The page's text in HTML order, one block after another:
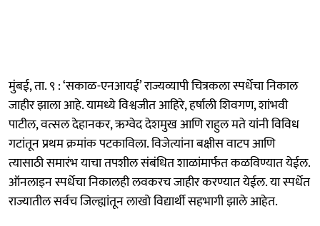
मुंबई, ता. ९ : ‘सकाळ-एनआयई’ राज्यव्यापी चित्रकला स्पर्धेचा निकाल
जाहीर झाला आहे. यामध्ये विश्वजीत आहिरे, हर्षाली शिवगण, शांभवी
पाटील, वत्सल देहानकर, ऋग्वेद देशमुख आणि राहुल मते यांनी विविध
गटांतून प्रथम क्रमांक पटकाविला. विजेत्यांना बक्षीस वाटप आणि
त्यासाठी समारंभ याचा तपशील संबंधित शाळांमार्फत कळविण्यात येईल.
ऑनलाइन स्पर्धेचा निकालही लवकरच जाहीर करण्यात येईल. या स्पर्धेत
राज्यातील सर्वच जिल्ह्यांतून लाखो विद्यार्थी सहभागी झाले आहेत.